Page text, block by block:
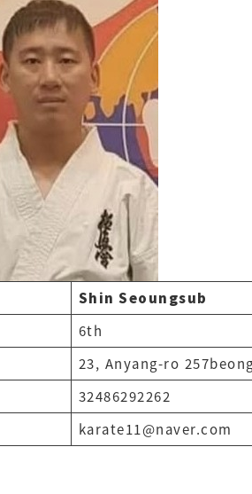
Shin Seoungsub
6th
23, Anyang-ro
32486292262
karate11@naver.com